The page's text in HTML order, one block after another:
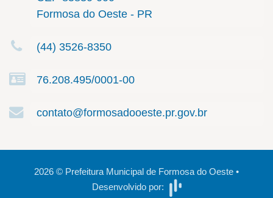
Formosa do Oeste - PR
(44) 3526-8350
76.208.495/0001-00
contato@formosadooeste.pr.gov.br
2026 © Prefeitura Municipal de Formosa do Oeste •
Desenvolvido por: